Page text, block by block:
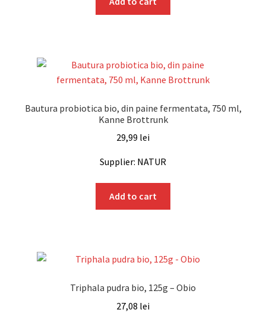
Bautura probiotica bio, din paine fermentata, 750 ml,
Kanne Brottrunk
29,99 lei
Supplier: NATUR
Add to cart
Triphala pudra bio, 125g – Obio
27,08 lei